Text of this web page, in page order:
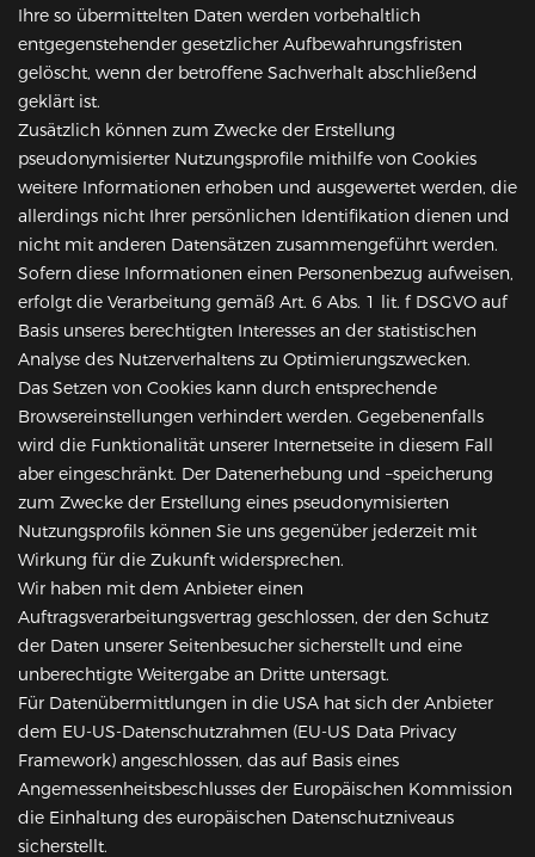
Ihre so übermittelten Daten werden vorbehaltlich
entgegenstehender gesetzlicher Aufbewahrungsfristen
gelöscht, wenn der betroffene Sachverhalt abschließend
geklärt ist.
Zusätzlich können zum Zwecke der Erstellung
pseudonymisierter Nutzungsprofile mithilfe von Cookies
weitere Informationen erhoben und ausgewertet werden, die
allerdings nicht Ihrer persönlichen Identifikation dienen und
nicht mit anderen Datensätzen zusammengeführt werden.
Sofern diese Informationen einen Personenbezug aufweisen,
erfolgt die Verarbeitung gemäß Art. 6 Abs. 1 lit. f DSGVO auf
Basis unseres berechtigten Interesses an der statistischen
Analyse des Nutzerverhaltens zu Optimierungszwecken.
Das Setzen von Cookies kann durch entsprechende
Browsereinstellungen verhindert werden. Gegebenenfalls
wird die Funktionalität unserer Internetseite in diesem Fall
aber eingeschränkt. Der Datenerhebung und –speicherung
zum Zwecke der Erstellung eines pseudonymisierten
Nutzungsprofils können Sie uns gegenüber jederzeit mit
Wirkung für die Zukunft widersprechen.
Wir haben mit dem Anbieter einen
Auftragsverarbeitungsvertrag geschlossen, der den Schutz
der Daten unserer Seitenbesucher sicherstellt und eine
unberechtigte Weitergabe an Dritte untersagt.
Für Datenübermittlungen in die USA hat sich der Anbieter
dem EU-US-Datenschutzrahmen (EU-US Data Privacy
Framework) angeschlossen, das auf Basis eines
Angemessenheitsbeschlusses der Europäischen Kommission
die Einhaltung des europäischen Datenschutzniveaus
sicherstellt.